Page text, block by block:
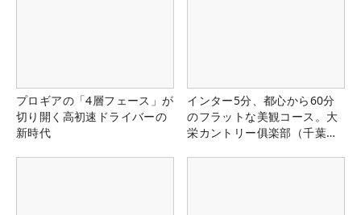
プロギアの「4層フェース」が
切り開く高初速ドライバーの
新時代
インター5分、都心から60分
のフラットな美観コース。大
栄カントリー俱楽部（千葉